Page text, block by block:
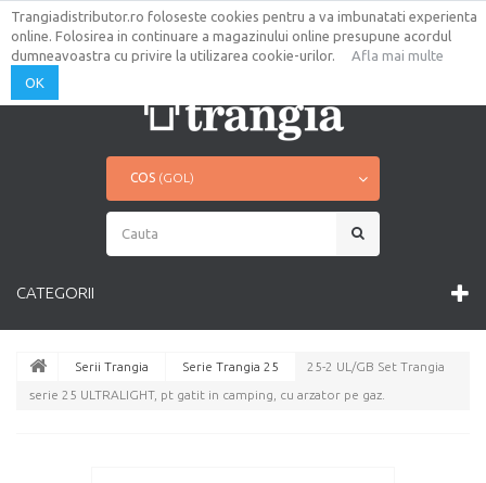
AUTENTIFICARE
CONTUL TAU
CONTACT
HARTA SITE
COS (GOL)
CATEGORII
Serii Trangia Serie Trangia 25
25-2 UL/GB Set Trangia
serie 25 ULTRALIGHT, pt gatit in camping, cu arzator pe gaz.
Trangiadistributor.ro foloseste cookies pentru a va imbunatati experienta
online. Folosirea in continuare a magazinului online presupune acordul
dumneavoastra cu privire la utilizarea cookie-urilor. Afla mai multe
OK